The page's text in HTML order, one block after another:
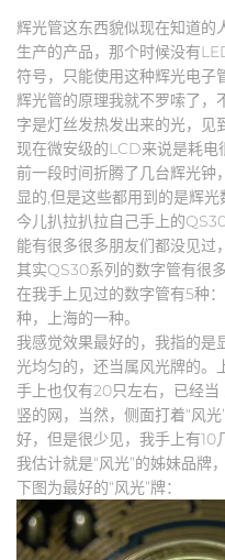
辉光管这东西貌似现在知道
生产的产品，那个时候没有
符号，只能使用这种辉光电子
辉光管的原理我就不罗嗦了，
字是灯丝发热发出来的光，见
现在微安级的LCD来说是耗电
前一段时间折腾了几台辉光钟
显的,但是这些都用到的是辉光
今儿扒拉扒拉自己手上的
能有很多很多朋友们都没见过
其实QS30系列的数字管有很
在我手上见过的数字管有5种
种，上海的一种。
我感觉效果最好的，我指的是
光均匀的，还当属风光牌的。
手上也仅有20只左右，已经
竖的网，当然，侧面打着“风
好，但是很少见，我手上有10
我估计就是“风光”的姊妹品牌，
下图为最好的“风光”牌：